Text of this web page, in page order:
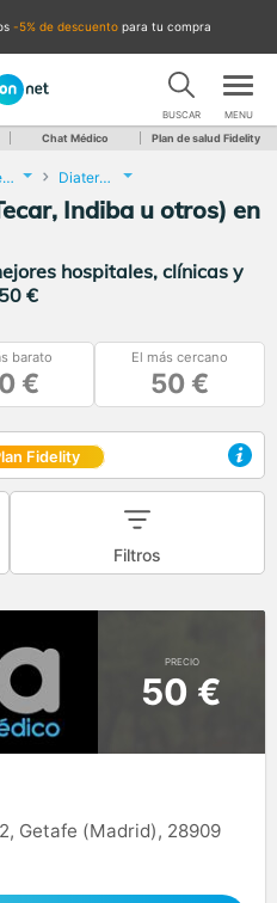
-5% de descuento para tu compra
BUSCAR MENU
Chat Médico Plan de salud Fidelity
Fisioterapia Diatermia profunda (Tecar, Indiba u otros)
Indiba u otros) en
hospitales, clínicas y
€
barato
€
El más cercano
50 €
Fidelity
Filtros
PRECIO
50 €
Getafe (Madrid), 28909